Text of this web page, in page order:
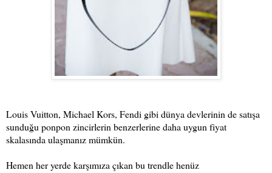
Louis Vuitton, Michael Kors, Fendi gibi dünya devlerinin de satışa
sunduğu ponpon zincirlerin benzerlerine daha uygun fiyat
skalasında ulaşmanız mümkün.
Hemen her yerde karşımıza çıkan bu trendle henüz